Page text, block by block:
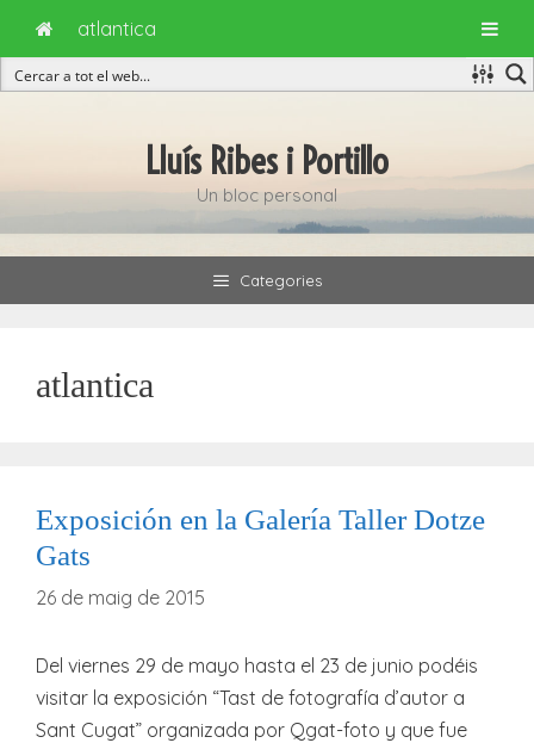
Lluís Ribes i Portillo
Un bloc personal
Categories
atlantica
Exposición en la Galería Taller Dotze
Gats
26 de maig de 2015
Del viernes 29 de mayo hasta el 23 de junio podéis
visitar la exposición “Tast de fotografía d’autor a
Sant Cugat” organizada por Qgat-foto y que fue
atlantica